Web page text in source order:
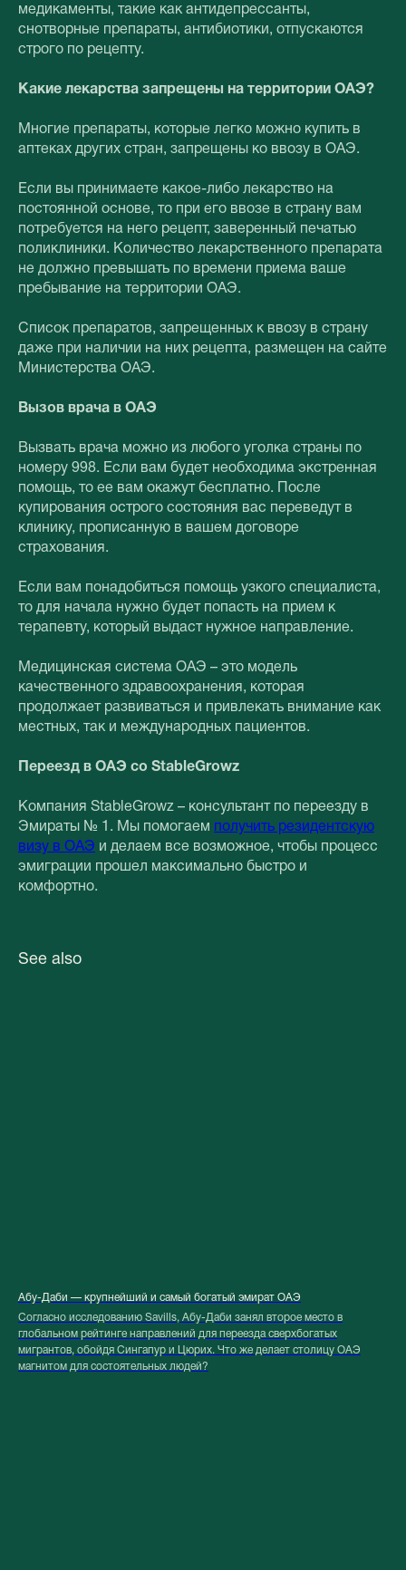
медикаменты, такие как антидепрессанты,
снотворные препараты, антибиотики, отпускаются
строго по рецепту.
Какие лекарства запрещены на территории ОАЭ?
Многие препараты, которые легко можно купить в
аптеках других стран, запрещены ко ввозу в ОАЭ.
Если вы принимаете какое-либо лекарство на
постоянной основе, то при его ввозе в страну вам
потребуется на него рецепт, заверенный печатью
поликлиники. Количество лекарственного препарата
не должно превышать по времени приема ваше
пребывание на территории ОАЭ.
Список препаратов, запрещенных к ввозу в страну
даже при наличии на них рецепта, размещен на сайте
Министерства ОАЭ.
Вызов врача в ОАЭ
Вызвать врача можно из любого уголка страны по
номеру 998. Если вам будет необходима экстренная
помощь, то ее вам окажут бесплатно. После
купирования острого состояния вас переведут в
клинику, прописанную в вашем договоре
страхования.
Если вам понадобиться помощь узкого специалиста,
то для начала нужно будет попасть на прием к
терапевту, который выдаст нужное направление.
Медицинская система ОАЭ – это модель
качественного здравоохранения, которая
продолжает развиваться и привлекать внимание как
местных, так и международных пациентов.
Переезд в ОАЭ со StableGrowz
Компания StableGrowz – консультант по переезду в
Эмираты № 1. Мы помогаем получить резидентскую
визу в ОАЭ и делаем все возможное, чтобы процесс
эмиграции прошел максимально быстро и
комфортно.
See also
Абу-Даби — крупнейший и самый богатый эмират ОАЭ
Согласно исследованию Savills, Абу-Даби занял второе место в
глобальном рейтинге направлений для переезда сверхбогатых
мигрантов, обойдя Сингапур и Цюрих. Что же делает столицу ОАЭ
магнитом для состоятельных людей?